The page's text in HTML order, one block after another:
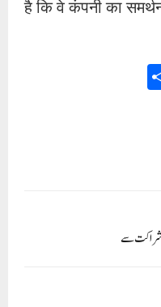
है कि वे कंपनी का
شراکت سے